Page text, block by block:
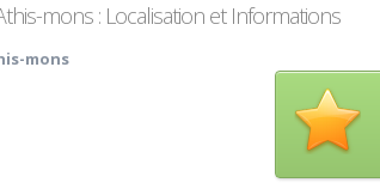
mons : Localisation et Informations
mons